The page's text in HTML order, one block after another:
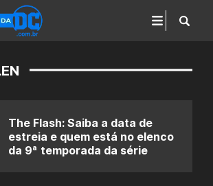
The Flash: Saiba a data de
estreia e quem está no elenco
da 9ª temporada da série